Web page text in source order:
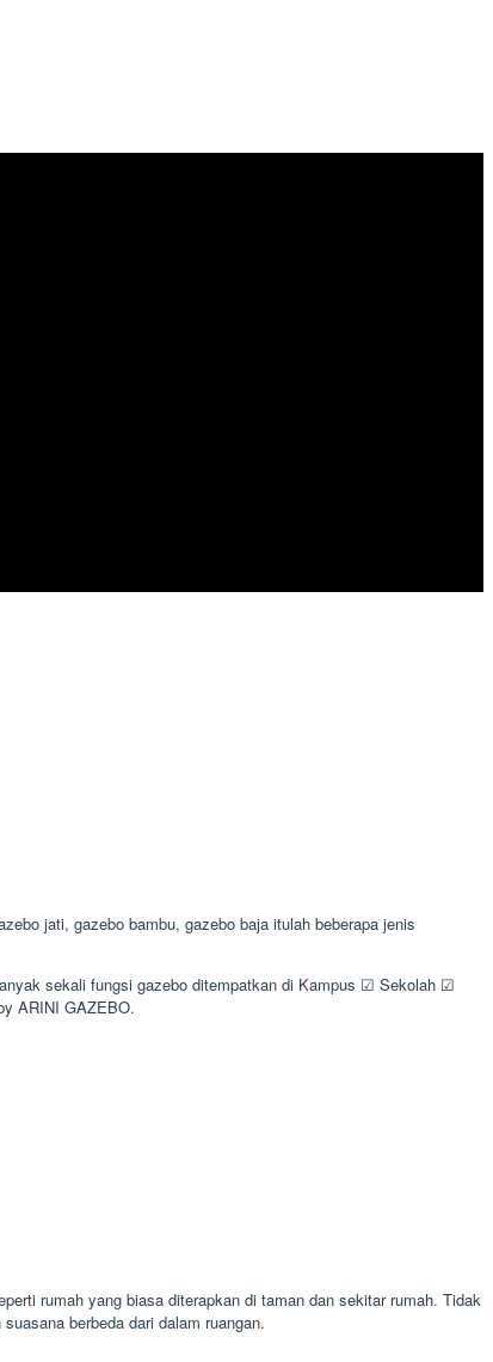
jati, gazebo bambu, gazebo baja itulah beberapa jenis
sekali fungsi gazebo ditempatkan di Kampus ☑ Sekolah ☑
ARINI GAZEBO.
rumah yang biasa diterapkan di taman dan sekitar rumah. Tidak
berbeda dari dalam ruangan.